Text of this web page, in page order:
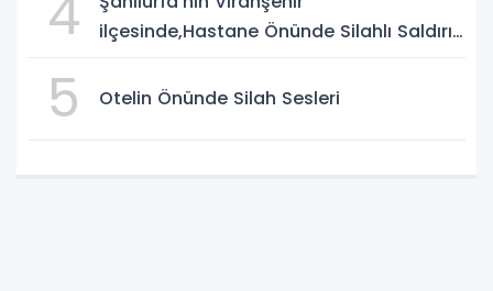
4
ilçesinde,Hastane Önünde Silahlı Saldırı:
5 Otelin Önünde Silah Sesleri